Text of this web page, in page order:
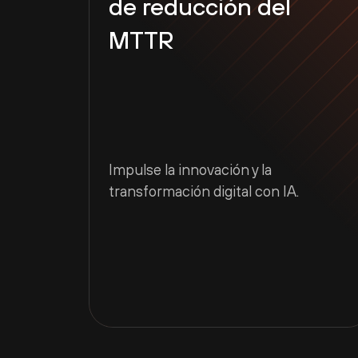
de reducción del
MTTR
Impulse la innovación y la
transformación digital con IA.